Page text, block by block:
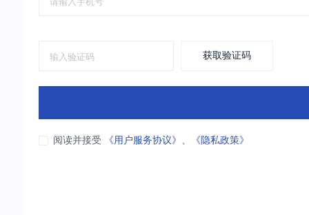
获取验证码
阅读并接受 《用户服务协议》 、 《隐私政策》